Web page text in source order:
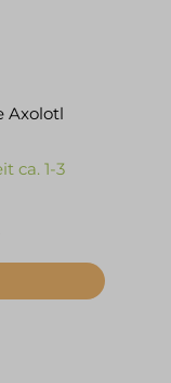
Axolotl
ca. 1-3